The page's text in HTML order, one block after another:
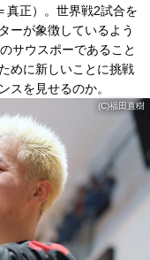
真正）。世界戦2試合を
ーが象徴しているよう
サウスポーであること
めに新しいことに挑戦
スを見せるのか。
(C)福田直樹